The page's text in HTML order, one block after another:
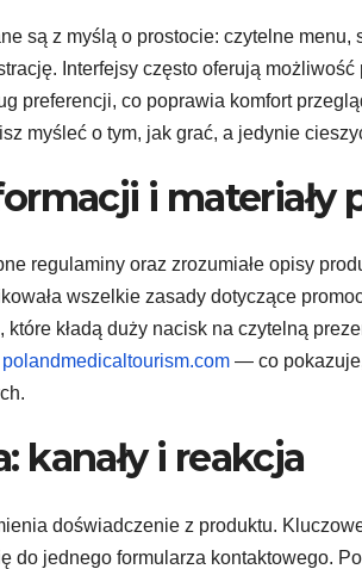
są z myślą o prostocie: czytelne
Interfejsy często oferują
preferencji, co poprawia komfort
myśleć o tym, jak grać, a jedynie
i materiały
regulaminy oraz zrozumiałe opisy
wszelkie zasady dotyczące
które kładą duży nacisk na czytelną
polandmedicaltourism.com — co
kanały i reakcja
doświadczenie z produktu.
do jednego formularza kontaktowego.